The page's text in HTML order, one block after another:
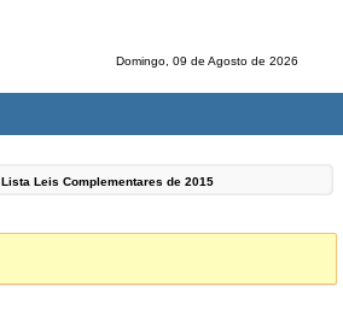
Domingo, 09 de Agosto de 2026
Lista Leis Complementares de 2015